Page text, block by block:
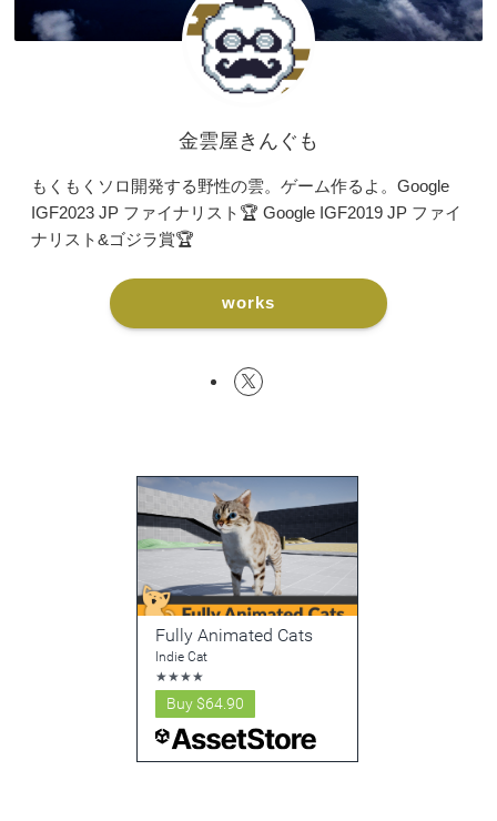
金雲屋きんぐも
もくもくソロ開発する野性の雲。ゲーム作るよ。Google
IGF2023 JP ファイナリスト🏆 Google IGF2019 JP ファイ
ナリスト&ゴジラ賞🏆
works